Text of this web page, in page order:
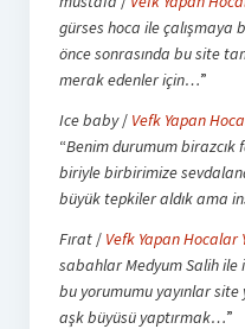
gürses hoca ile çalışmaya
önce sonrasında bu site
merak edenler için…”
Ice baby/ Vefk Yapan
“Benim durumum
biriyle birbirimize
büyük tepkiler aldık ama
Fırat/ Vefk Yapan Hocalar
sabahlar Medyum Salih ile
bu yorumumu yayınlar site
aşk büyüsü yaptırmak…”